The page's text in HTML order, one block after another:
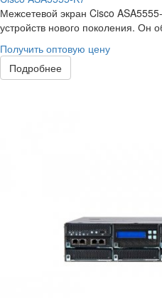
Межсетевой экран Cisco
устройств нового поколения. Он
Получить оптовую цену
Подробнее